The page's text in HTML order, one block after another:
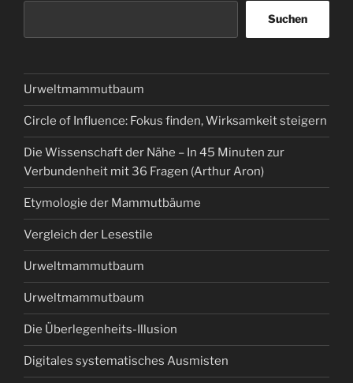
Suchen
Urweltmammutbaum
Circle of Influence: Fokus finden, Wirksamkeit steigern
Die Wissenschaft der Nähe – In 45 Minuten zur
Verbundenheit mit 36 Fragen (Arthur Aron)
Etymologie der Mammutbäume
Vergleich der Lesestile
Urweltmammutbaum
Urweltmammutbaum
Die Überlegenheits-Illusion
Digitales systematisches Ausmisten